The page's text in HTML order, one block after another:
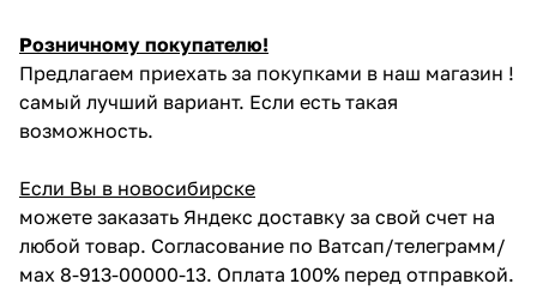
Розничному покупателю!
Предлагаем приехать за покупками в наш магазин !
самый лучший вариант. Если есть такая
возможность.
Если Вы в новосибирске
можете заказать Яндекс доставку за свой счет на
любой товар. Согласование по Ватсап/телеграмм/
мах 8-913-00000-13. Оплата 100% перед отправкой.